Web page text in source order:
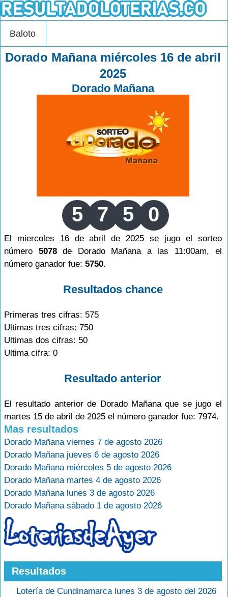
Baloto
Dorado Mañana miércoles 16 de abril
2025
Dorado Mañana
5 7 5 0
El miercoles 16 de abril de 2025 se jugo el sorteo
número 5078de Dorado Mañana a las 11:00am, el
número ganador fue: 5750.
Resultados chance
Primeras tres cifras: 575
Ultimas tres cifras: 750
Ultimas dos cifras: 50
Ultima cifra: 0
Resultado anterior
El resultado anterior de Dorado Mañana que se jugo el
martes 15 de abril de 2025 el número ganador fue: 7974.
Mas resultados
Dorado Mañana viernes 7 de agosto 2026
Dorado Mañana jueves 6 de agosto 2026
Dorado Mañana miércoles 5 de agosto 2026
Dorado Mañana martes 4 de agosto 2026
Dorado Mañana lunes 3 de agosto 2026
Dorado Mañana sábado 1 de agosto 2026
Resultados
Lotería de Cundinamarca lunes 3 de agosto del 2026